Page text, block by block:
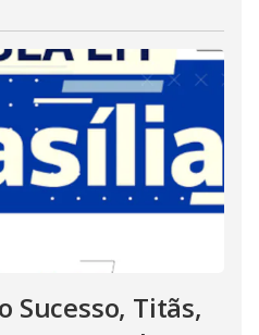
Sucesso, Titãs,